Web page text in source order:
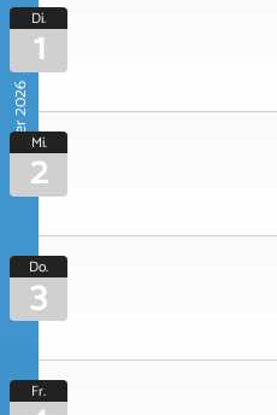
September 2026
Di.
1
Mi.
2
Do.
3
Fr.